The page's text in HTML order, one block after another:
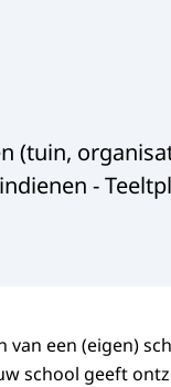
(tuin,
-
een (eigen)
school geeft